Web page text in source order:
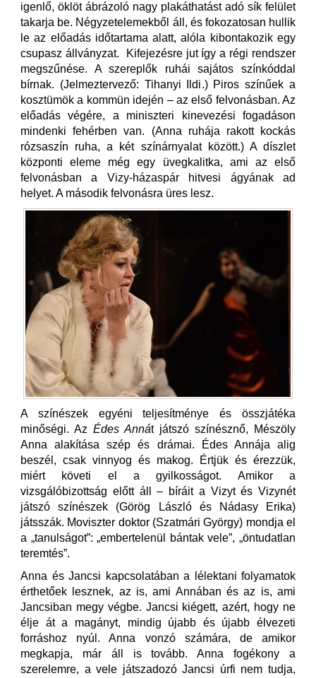
igenlő, öklöt ábrázoló nagy plakáthatást adó sík felület
takarja be. Négyzetelemekből áll, és fokozatosan hullik
le az előadás időtartama alatt, alóla kibontakozik egy
csupasz állványzat. Kifejezésre jut így a régi rendszer
megszűnése. A szereplők ruhái sajátos színkóddal
bírnak. (Jelmeztervező: Tihanyi Ildi.) Piros színűek a
kosztümök a kommün idején – az első felvonásban. Az
előadás végére, a miniszteri kinevezési fogadáson
mindenki fehérben van. (Anna ruhája rakott kockás
rózsaszín ruha, a két színárnyalat között.) A díszlet
központi eleme még egy üvegkalitka, ami az első
felvonásban a Vizy-házaspár hitvesi ágyának ad
helyet. A második felvonásra üres lesz.
A színészek egyéni teljesítménye és összjátéka
minőségi. Az Édes Annát játszó színésznő, Mészöly
Anna alakítása szép és drámai. Édes Annája alig
beszél, csak vinnyog és makog. Értjük és érezzük,
miért követi el a gyilkosságot. Amikor a
vizsgálóbizottság előtt áll – bíráit a Vizyt és Vizynét
játszó színészek (Görög László és Nádasy Erika)
játsszák. Moviszter doktor (Szatmári György) mondja el
a „tanulságot”: „embertelenül bántak vele”, „öntudatlan
teremtés”.
Anna és Jancsi kapcsolatában a lélektani folyamatok
érthetőek lesznek, az is, ami Annában és az is, ami
Jancsiban megy végbe. Jancsi kiégett, azért, hogy ne
élje át a magányt, mindig újabb és újabb élvezeti
forráshoz nyúl. Anna vonzó számára, de amikor
megkapja, már áll is tovább. Anna fogékony a
szerelemre, a vele játszadozó Jancsi úrfi nem tudja,